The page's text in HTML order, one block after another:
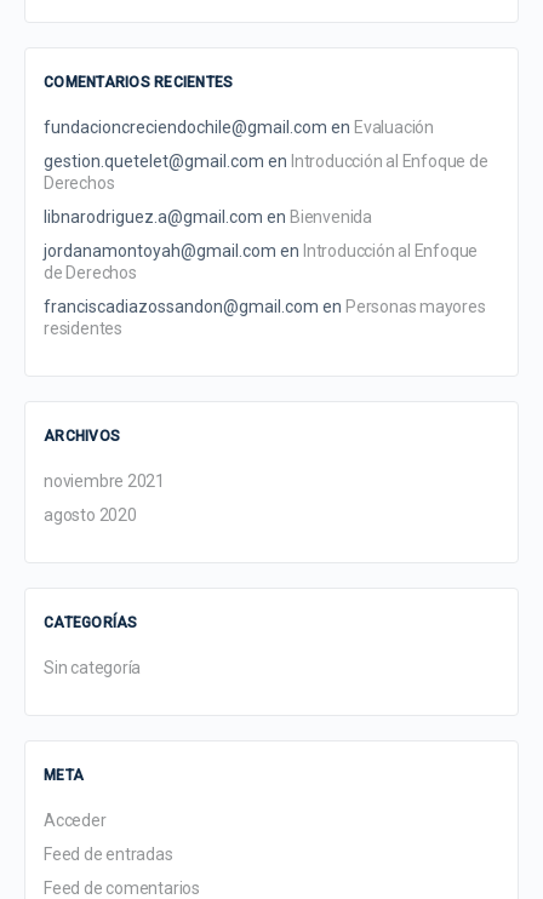
COMENTARIOS RECIENTES
fundacioncreciendochile@gmail.com en Evaluación
gestion.quetelet@gmail.com en Introducción al Enfoque de
Derechos
libnarodriguez.a@gmail.com en Bienvenida
jordanamontoyah@gmail.com en Introducción al Enfoque
de Derechos
franciscadiazossandon@gmail.com en Personas mayores
residentes
ARCHIVOS
noviembre 2021
agosto 2020
CATEGORÍAS
Sin categoría
META
Acceder
Feed de entradas
Feed de comentarios